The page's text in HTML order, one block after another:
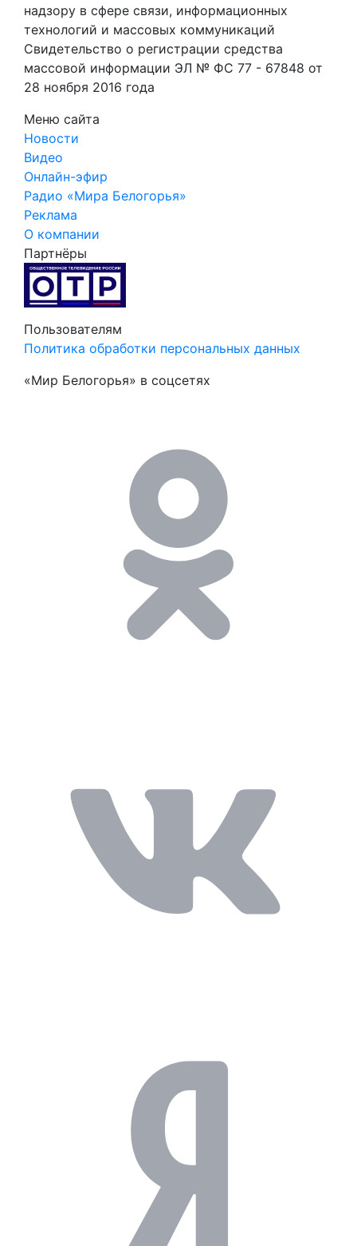
надзору в сфере связи, информационных
технологий и массовых коммуникаций
Свидетельство о регистрации средства
массовой информации ЭЛ № ФС 77 - 67848 от
28 ноября 2016 года
Меню сайта
Новости
Видео
Онлайн-эфир
Радио «Мира Белогорья»
Реклама
О компании
Партнёры
Пользователям
Политика обработки персональных данных
«Мир Белогорья» в соцсетях